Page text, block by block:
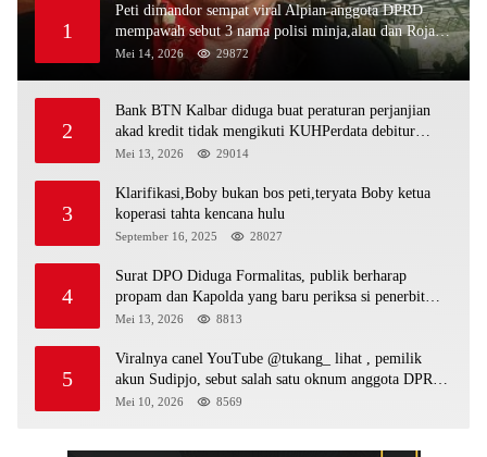
1
Peti dimandor sempat viral Alpian anggota DPRD
mempawah sebut 3 nama polisi minja,alau dan Rojali
sebagai bos peti,Bahkan ada alat berat excavator
Mei 14, 2026 29872
2
Bank BTN Kalbar diduga buat peraturan perjanjian
akad kredit tidak mengikuti KUHPerdata debitur
awam di bentur dengan aturan diduga tanpa dasar
Mei 13, 2026 29014
3
Klarifikasi,Boby bukan bos peti,teryata Boby ketua
koperasi tahta kencana hulu
September 16, 2025 28027
4
Surat DPO Diduga Formalitas, publik berharap
propam dan Kapolda yang baru periksa si penerbit
surat serta Aph diduga lepaskan DPO
Mei 13, 2026 8813
5
Viralnya canel YouTube @tukang_ lihat , pemilik
akun Sudipjo, sebut salah satu oknum anggota DPRD
mempawah terlibat sebagai cukong peti Kapolda yang
Mei 10, 2026 8569